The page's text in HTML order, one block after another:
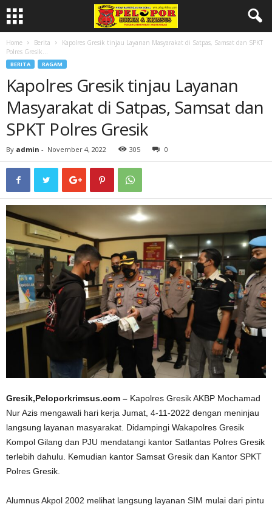
Home Berita
Kapolres Gresik tinjau Layanan Masyarakat di Satpas, Samsat dan SPKT
Polres Gresik...
BERITA RAGAM
Kapolres Gresik tinjau Layanan
Masyarakat di Satpas, Samsat dan
SPKT Polres Gresik
By admin - November 4, 2022 305 0
Gresik,Peloporkrimsus.com – Kapolres Gresik AKBP Mochamad
Nur Azis mengawali hari kerja Jumat, 4-11-2022 dengan meninjau
langsung layanan masyarakat. Didampingi Wakapolres Gresik
Kompol Gilang dan PJU mendatangi kantor Satlantas Polres Gresik
terlebih dahulu. Kemudian kantor Samsat Gresik dan Kantor SPKT
Polres Gresik.
Alumnus Akpol 2002 melihat langsung layanan SIM mulai dari pintu